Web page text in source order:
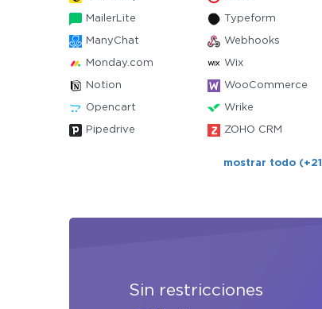
MailerLite Typeform
ManyChat Webhooks
Monday.com Wix
Notion WooCommerce
Opencart Wrike
Pipedrive ZOHO CRM
mostrar todo
Sin restricciones